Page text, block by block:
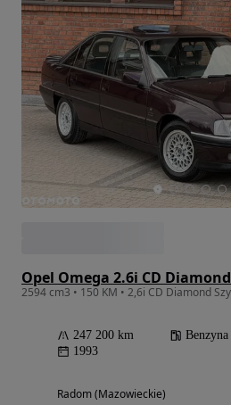
Opel Omega 2.6i CD Diamond
247 200 km Benzyna
1993
Radom (Mazowieckie)